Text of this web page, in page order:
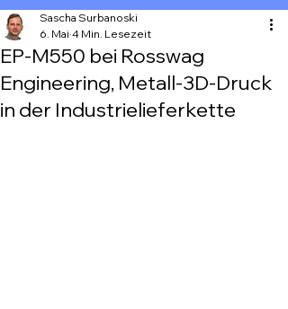
EP-M550 bei Rosswag
Engineering, Metall-3D-Druck
in der Industrielieferkette
Sascha Surbanoski
6. Mai 4 Min. Lesezeit